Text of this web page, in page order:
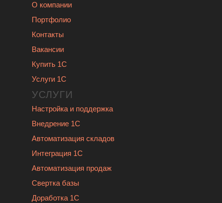
О компании
Портфолио
Контакты
Вакансии
Купить 1С
Услуги 1С
Настройка и поддержка
Внедрение 1С
Автоматизация складов
Интеграция 1С
Автоматизация продаж
Свертка базы
Доработка 1С
УСЛУГИ